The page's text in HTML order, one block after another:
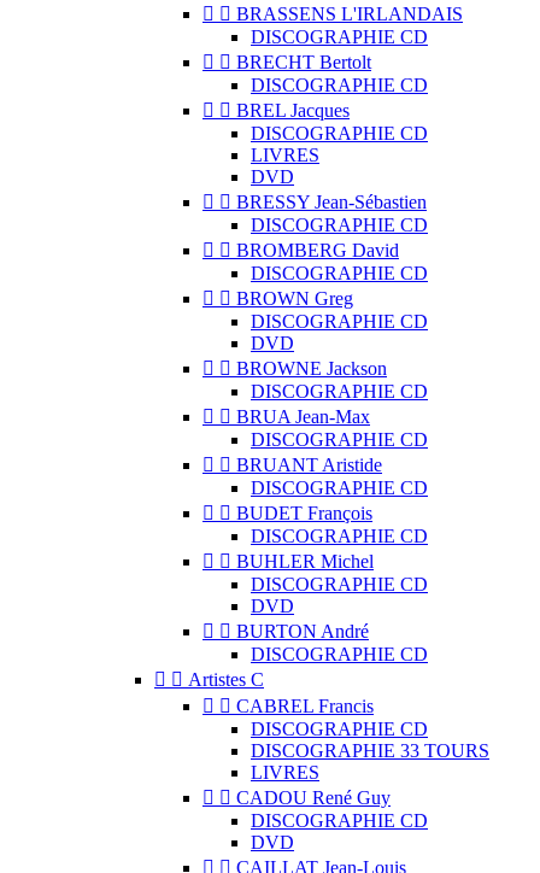
  BRASSENS L'IRLANDAIS
DISCOGRAPHIE CD
  BRECHT Bertolt
DISCOGRAPHIE CD
  BREL Jacques
DISCOGRAPHIE CD
LIVRES
DVD
  BRESSY Jean-Sébastien
DISCOGRAPHIE CD
  BROMBERG David
DISCOGRAPHIE CD
  BROWN Greg
DISCOGRAPHIE CD
DVD
  BROWNE Jackson
DISCOGRAPHIE CD
  BRUA Jean-Max
DISCOGRAPHIE CD
  BRUANT Aristide
DISCOGRAPHIE CD
  BUDET François
DISCOGRAPHIE CD
  BUHLER Michel
DISCOGRAPHIE CD
DVD
  BURTON André
DISCOGRAPHIE CD
  Artistes C
  CABREL Francis
DISCOGRAPHIE CD
DISCOGRAPHIE 33 TOURS
LIVRES
  CADOU René Guy
DISCOGRAPHIE CD
DVD
  CAILLAT Jean-Louis